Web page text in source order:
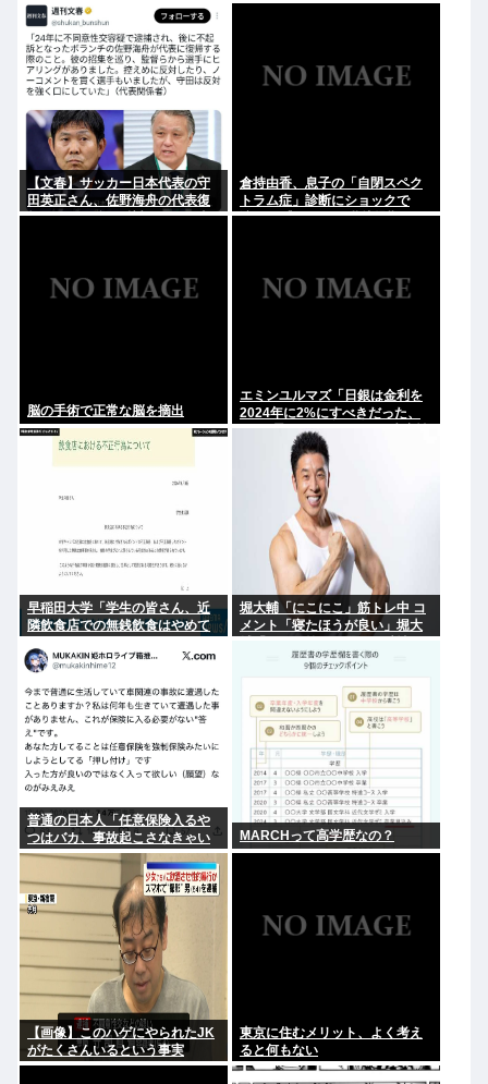
【文春】サッカー日本代表の守
田英正さん、佐野海舟の代表復
帰について強く反対していた事
倉持由香、息子の「自閉スペク
トラム症」診断にショックで
涙… 見逃していた乳幼児期のサ
脳の手術で正常な脳を摘出
エミンユルマズ「日銀は金利を
2024年に2%にすべきだった、
2%で景気が悪くなるなら生産性
が低い利益が出せない企業、潰
早稲田大学「学生の皆さん、近
隣飲食店での無銭飲食はやめて
堀大輔「にこにこ」筋トレ中 コ
メント「寝たほうが良い」堀大
普通の日本人「任意保険入るや
つはバカ、事故起こさなきゃい
いだけ」
MARCHって高学歴なの？
【画像】このハゲにやられたJK
がたくさんいるという事実
東京に住むメリット、よく考え
ると何もない